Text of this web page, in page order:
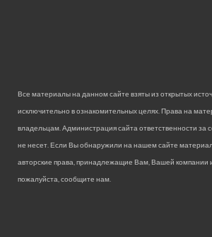
Все материалы на данном сайте взяты из открытых
исключительно в ознакомительных целях. Права на
владельцам. Администрация сайта ответственности
не несет. Если Вы обнаружили на нашем сайте
авторские права, принадлежащие Вам, Вашей компании
пожалуйста, сообщите нам.